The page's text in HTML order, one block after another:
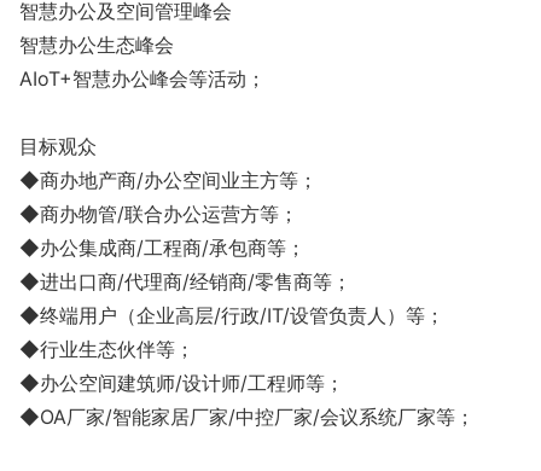
智慧办公及空间管理峰会
智慧办公生态峰会
AIoT+智慧办公峰会等活动；
目标观众
◆商办地产商/办公空间业主方等；
◆商办物管/联合办公运营方等；
◆办公集成商/工程商/承包商等；
◆进出口商/代理商/经销商/零售商等；
◆终端用户（企业高层/行政/IT/设管负责人）等；
◆行业生态伙伴等；
◆办公空间建筑师/设计师/工程师等；
◆OA厂家/智能家居厂家/中控厂家/会议系统厂家等；